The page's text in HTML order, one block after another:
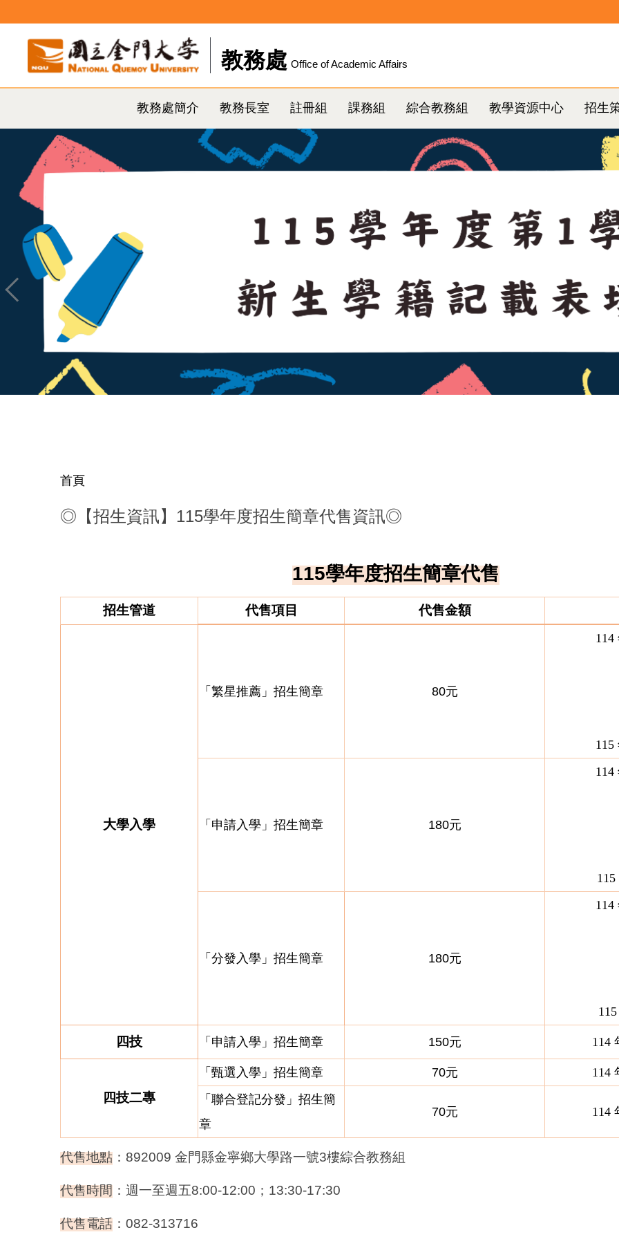
內
教務處 Office of Academic Affairs
教務處簡介 教務長室 註冊組 課務組 綜合教務組 教學資源中心 招生
首頁
◎【招生資訊】115學年度招生簡章代售資訊◎
115學年度招生簡章代售
招生管道 代售項目 代售金額
大學入學
「繁星推薦」招生簡章 80元
114
115
「申請入學」招生簡章 180元
114
「分發入學」招生簡章 180元
114
四技 「申請入學」招生簡章 150元 114
四技二專
「甄選入學」招生簡章 70元
114
「聯合登記分發」招生簡
章
70元 114
代售地點 ： 892009 金門縣金寧鄉大學路一號3樓綜合教務組
代售時間 ：週一至週五8:00-12:00；13:30-17:30
代售電話 ：082-313716